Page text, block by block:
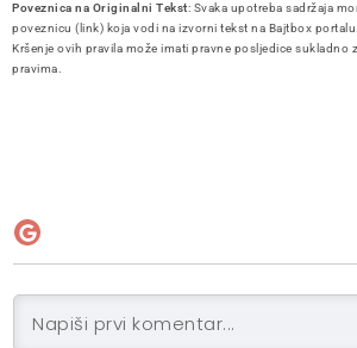
Poveznica na Originalni Tekst: Svaka upotreba sadržaja
poveznicu (link) koja vodi na izvorni tekst na Bajtbox portalu.
Kršenje ovih pravila može imati pravne posljedice sukladno
pravima.